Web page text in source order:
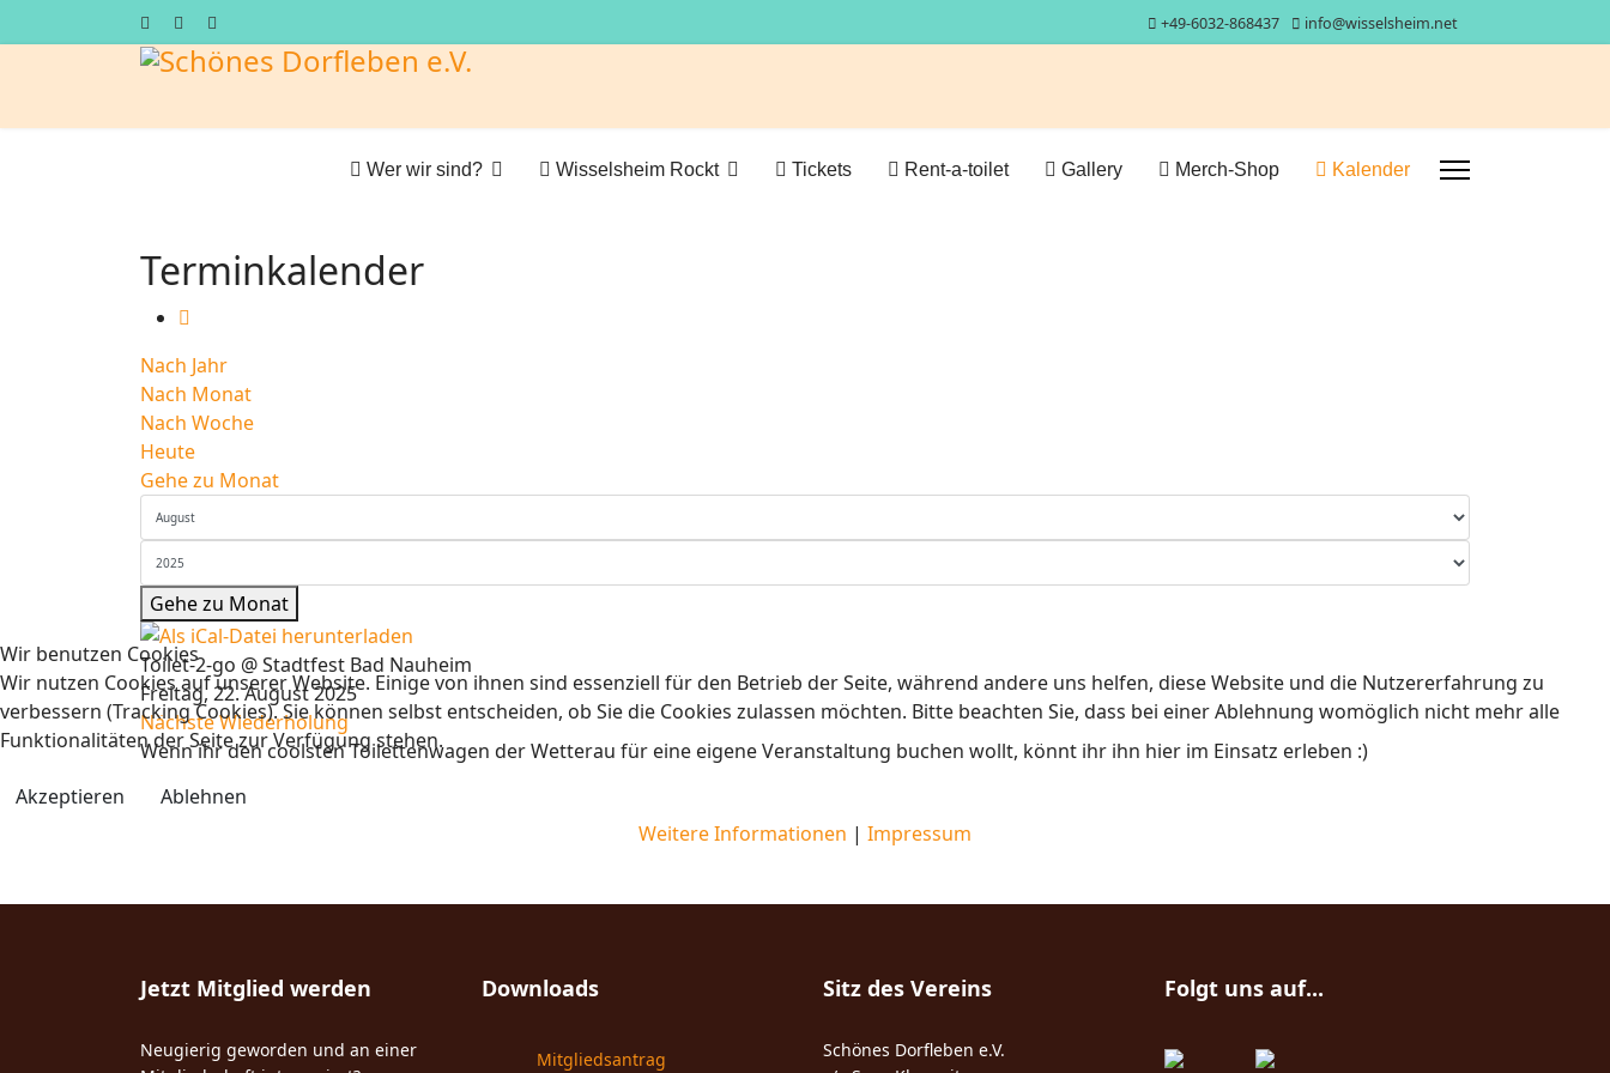
+49-6032-868437 info@wisselsheim.net
Wer wir sind? Wisselsheim Rockt Tickets Rent-a-toilet Gallery Merch-Shop Kalender
Terminkalender
Nach Jahr
Nach Monat
Nach Woche
Heute
Gehe zu Monat
Gehe zu Monat
Toilet-2-go @ Stadtfest Bad Nauheim
Freitag, 22. August 2025
Nächste Wiederholung
Wenn ihr den coolsten Toilettenwagen der Wetterau für eine eigene Veranstaltung buchen wollt, könnt ihr ihn hier im Einsatz erleben :)
Jetzt Mitglied werden
Neugierig geworden und an einer
Downloads
Mitgliedsantrag
Sitz des Vereins
Schönes Dorfleben e.V.
Folgt uns auf...
Wir benutzen Cookies
Wir nutzen Cookies auf unserer Website. Einige von ihnen sind essenziell für den Betrieb der Seite, während andere uns helfen, diese Website und die Nutzererfahrung zu
verbessern (Tracking Cookies). Sie können selbst entscheiden, ob Sie die Cookies zulassen möchten. Bitte beachten Sie, dass bei einer Ablehnung womöglich nicht mehr alle
Funktionalitäten der Seite zur Verfügung stehen.
Akzeptieren
Ablehnen
Weitere Informationen | Impressum